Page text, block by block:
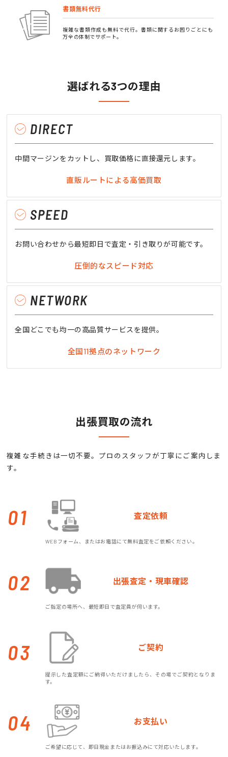
書類無料代行
複雑な書類作成も無料で代行。書類に関するお困りごとにも
万全の体制でサポート。
選ばれる3つの理由
DIRECT
中間マージンをカットし、買取価格に直接還元します。
直販ルートによる高価買取
SPEED
お問い合わせから最短即日で査定・引き取りが可能です。
圧倒的なスピード対応
NETWORK
全国どこでも均一の高品質サービスを提供。
全国11拠点のネットワーク
出張買取の流れ
複雑な手続きは一切不要。プロのスタッフが丁寧にご案内しま
す。
01 査定依頼
WEBフォーム、またはお電話にて無料査定をご依頼ください。
02 出張査定・現車確認
ご指定の場所へ、最短即日で査定員が伺います。
03 ご契約
提示した査定額にご納得いただけましたら、その場でご契約となりま
す。
04 お支払い
ご希望に応じて、即日現金またはお振込みにて対応いたします。